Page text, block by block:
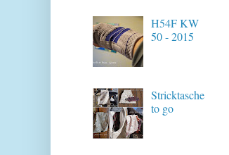
H54F KW
50 - 2015
Stricktasche
to go